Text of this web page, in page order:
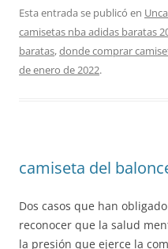
Esta entrada se publicó en
camisetas nba adidas baratas
baratas,donde comprar
de enero de 2022.
camiseta del
Dos casos que han
reconocer que la salud
la presión que ejerce la